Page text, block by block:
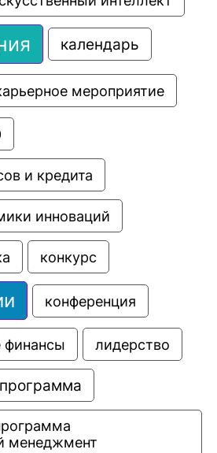
календарь
мероприятие
и кредита
инноваций
конкурс
конференция
финансы лидерство
менеджмент